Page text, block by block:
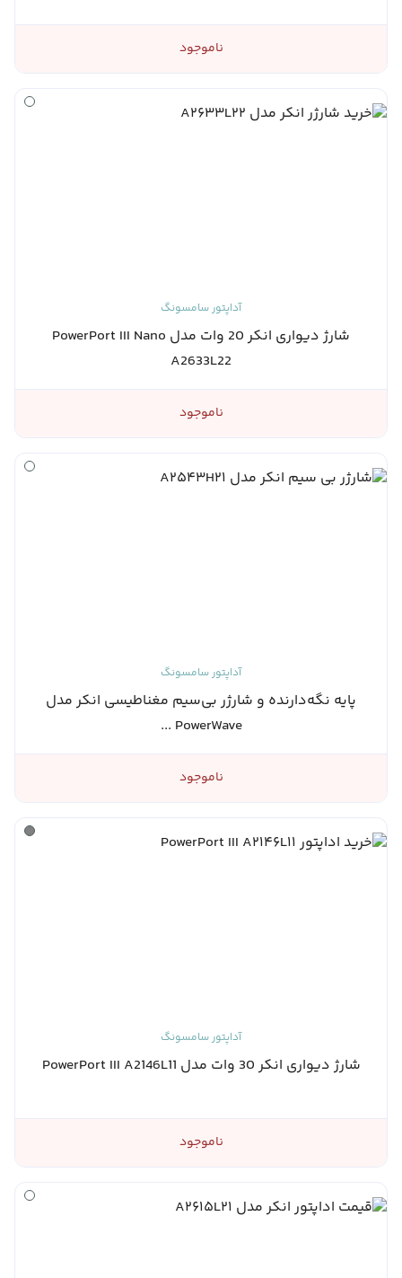
ناموجود
آداپتور سامسونگ
شارژ دیواری انکر 20 وات مدل PowerPort III Nano
A2633L22
ناموجود
آداپتور سامسونگ
پایه نگه‌دارنده و شارژر بی‌سیم مغناطیسی انکر مدل
PowerWave ...
ناموجود
آداپتور سامسونگ
شارژ دیواری انکر 30 وات مدل PowerPort III A2146L11
ناموجود